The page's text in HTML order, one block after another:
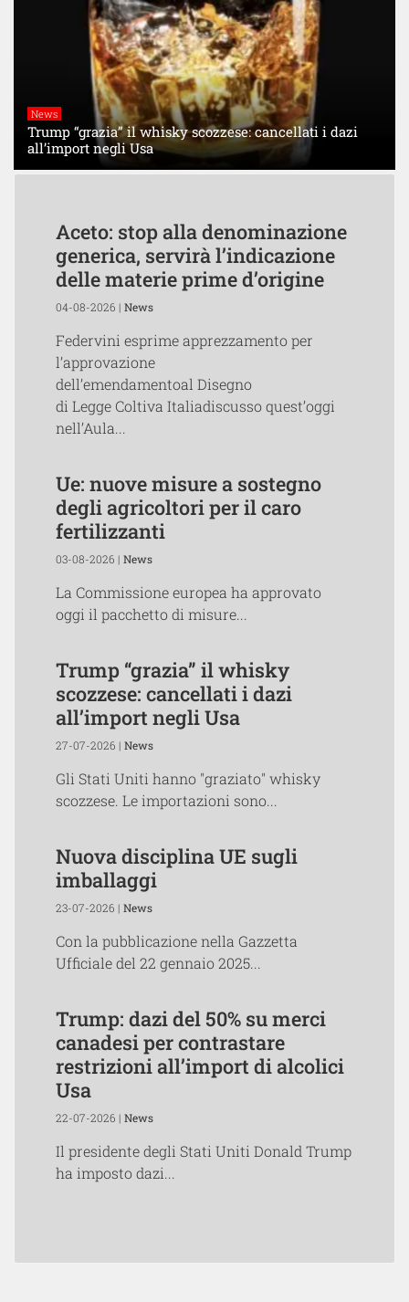
News
Trump “grazia” il whisky scozzese: cancellati i dazi
all’import negli Usa
Aceto: stop alla denominazione
generica, servirà l’indicazione
delle materie prime d’origine
04-08-2026 | News
Federvini esprime apprezzamento per
l’approvazione
dell’emendamentoal Disegno
di Legge Coltiva Italiadiscusso quest’oggi
nell’Aula...
Ue: nuove misure a sostegno
degli agricoltori per il caro
fertilizzanti
03-08-2026 | News
La Commissione europea ha approvato
oggi il pacchetto di misure...
Trump “grazia” il whisky
scozzese: cancellati i dazi
all’import negli Usa
27-07-2026 | News
Gli Stati Uniti hanno "graziato" whisky
scozzese. Le importazioni sono...
Nuova disciplina UE sugli
imballaggi
23-07-2026 | News
Con la pubblicazione nella Gazzetta
Ufficiale del 22 gennaio 2025...
Trump: dazi del 50% su merci
canadesi per contrastare
restrizioni all’import di alcolici
Usa
22-07-2026 | News
Il presidente degli Stati Uniti Donald Trump
ha imposto dazi...